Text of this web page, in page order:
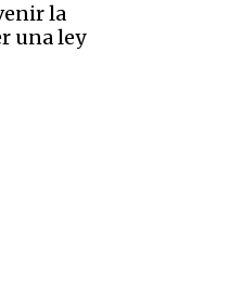
la
una ley